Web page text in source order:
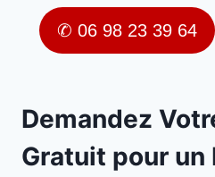
✆ 06 98 23 39 64
Demandez
Gratuit pour un